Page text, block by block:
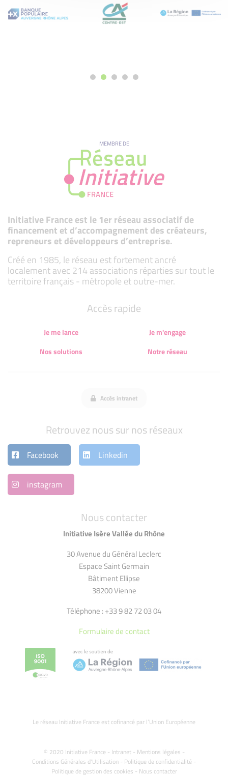
MEMBRE DE
Initiative France est le 1er réseau associatif de
financement et d’accompagnement des créateurs,
repreneurs et développeurs d’entreprise.
Créé en 1985, le réseau est fortement ancré
localement avec 214 associations réparties sur tout le
territoire français - métropole et outre-mer.
Nous contacter
Initiative Isère Vallée du Rhône
30 Avenue du Général Leclerc
Espace Saint Germain
Bâtiment Ellipse
38200 Vienne
Téléphone : +33 9 82 72 03 04
Formulaire de contact
Le réseau Initiative France est cofinancé par l’Union Européenne
© 2020 Initiative France - Intranet- Mentions légales -
Conditions Générales d'Utilisation - Politique de confidentialité -
Politique de gestion des cookies - Nous contacter
Accès rapide
Je me lance
Je m'engage
Nos solutions
Notre réseau
Accès intranet
Retrouvez nous sur nos réseaux
Facebook Linkedin
instagram